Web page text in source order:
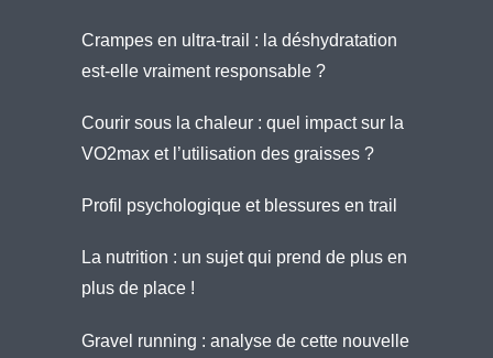
Crampes en ultra-trail : la déshydratation
est-elle vraiment responsable ?
Courir sous la chaleur : quel impact sur la
VO2max et l’utilisation des graisses ?
Profil psychologique et blessures en trail
La nutrition : un sujet qui prend de plus en
plus de place !
Gravel running : analyse de cette nouvelle